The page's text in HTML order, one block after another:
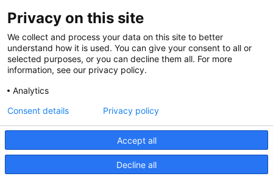
@CGTCatalunya
cgtcatalunya
cgtcatalunya
Desenvolupat per
Privacy on this site
We collect and process your data on this site to better
understand how it is used. You can give your consent to all or
selected purposes, or you can decline them all. For more
information, see our privacy policy.
Analytics
Accept all
Decline all
Consent details Privacy policy